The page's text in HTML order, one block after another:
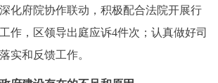
化府院协作联动，积极配合法院开展行
作，区领导出庭应诉4件次；认真做好司
实和反馈工作。